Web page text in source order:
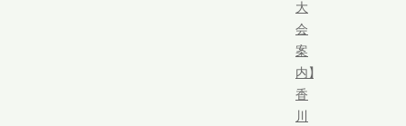
大
会
案
内】
香
川